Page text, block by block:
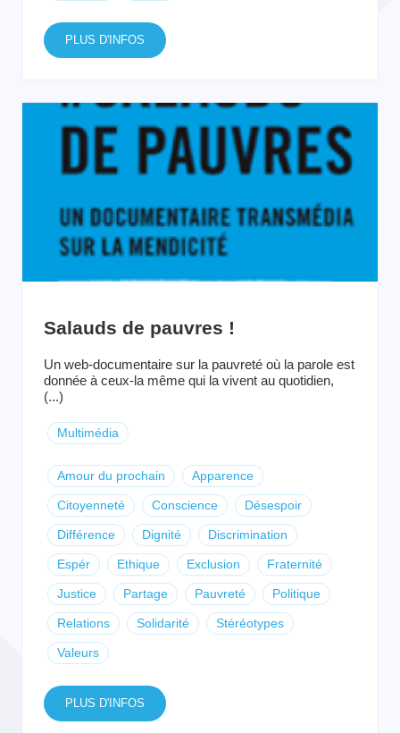
PLUS D'INFOS
Salauds de pauvres !
Un web-documentaire sur la pauvreté où la parole est
donnée à ceux-la même qui la vivent au quotidien,
(...)
Multimédia
Amour du prochain Apparence
Citoyenneté Conscience Désespoir
Différence Dignité Discrimination
Espér Ethique Exclusion Fraternité
Justice Partage Pauvreté Politique
Relations Solidarité Stéréotypes
Valeurs
PLUS D'INFOS